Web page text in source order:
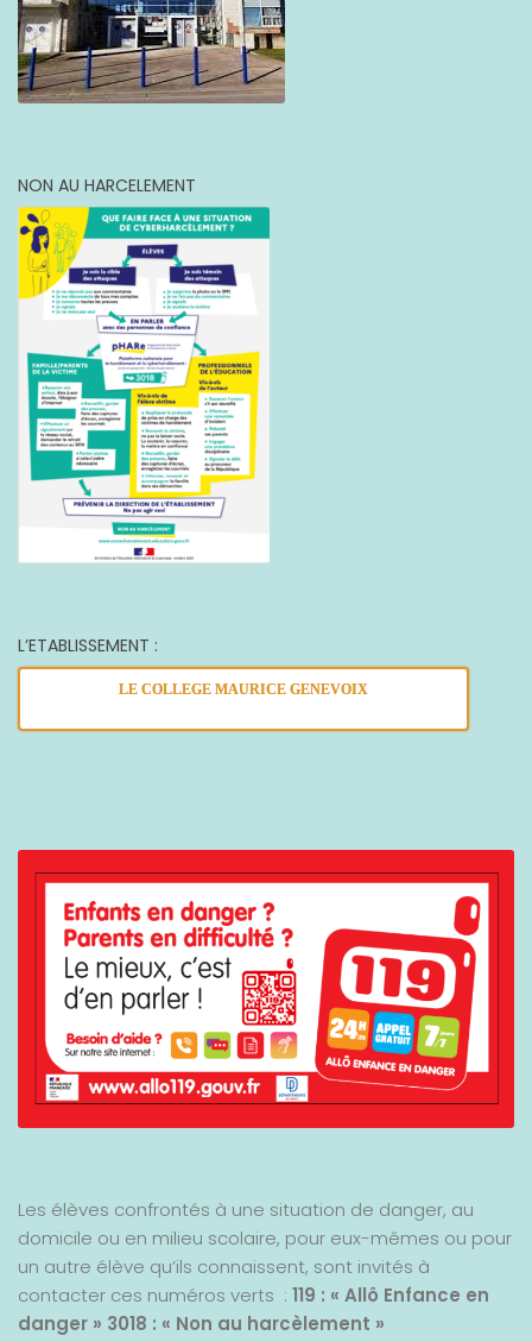
NON AU HARCELEMENT
L’ETABLISSEMENT :
LE COLLEGE MAURICE GENEVOIX
Les élèves confrontés à une situation de danger, au
domicile ou en milieu scolaire, pour eux-mêmes ou pour
un autre élève qu’ils connaissent, sont invités à
contacter ces numéros verts : 119 : « Allô Enfance en
danger » 3018 : « Non au harcèlement »